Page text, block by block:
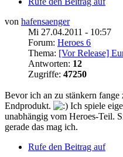
von hafensaenger
Mi 27.04.2011 - 10:57
Forum: Heroes 6
Thema: [Vor Release]
Antworten: 12
Zugriffe: 47250
Bevor ich an zu stänkern
Endprodukt.
Ich spiele
unabhängig vom Heroes-Teil.
gerade das mag ich.
Rufe den Beitrag auf